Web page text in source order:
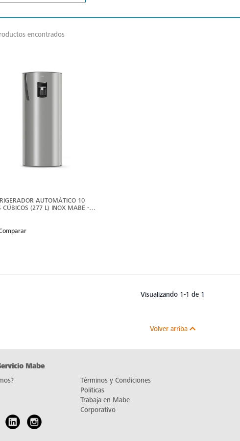
encontrados
AUTOMÁTICO 10
CÚBICOS (277 L) INOX MABE -
Visualizando 1-1 de 1
Volver arriba
Mabe
Términos y Condiciones
Políticas
Trabaja en Mabe
Corporativo